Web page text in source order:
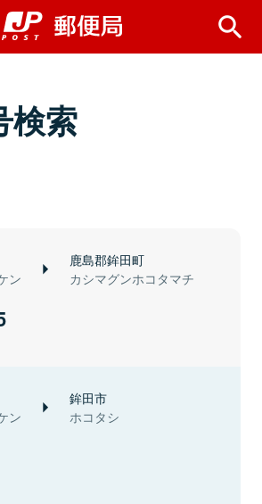
検索
ン
鹿島郡鉾田町
カシマグンホコタマチ
ン
鉾田市
ホコタシ